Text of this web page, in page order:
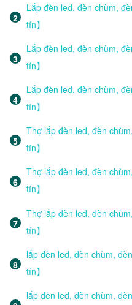
Lắp đèn led, đèn chùm,
tín】
Lắp đèn led, đèn chùm,
tín】
Lắp đèn led, đèn chùm,
tín】
Thợ lắp đèn led, đèn
tín】
Thợ lắp đèn led, đèn
tín】
Thợ lắp đèn led, đèn
tín】
lắp đèn led, đèn chùm,
tín】
lắp đèn led, đèn chùm,